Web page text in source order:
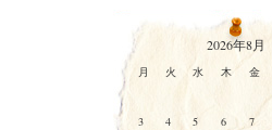
2026年8月
月 火 水 木 金
3
4 5 6 7